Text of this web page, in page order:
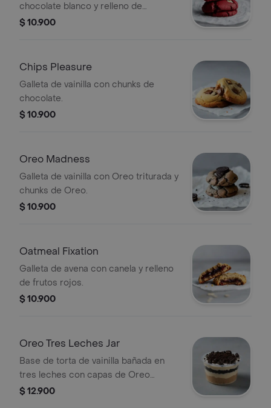
chocolate blanco y relleno de
Cheesecake.
$ 10.900
Chips Pleasure
Galleta de vainilla con chunks de
chocolate.
$ 10.900
Oreo Madness
Galleta de vainilla con Oreo triturada y
chunks de Oreo.
$ 10.900
Oatmeal Fixation
Galleta de avena con canela y relleno
de frutos rojos.
$ 10.900
Oreo Tres Leches Jar
Base de torta de vainilla bañada en
tres leches con capas de Oreo
triturada.
$ 12.900